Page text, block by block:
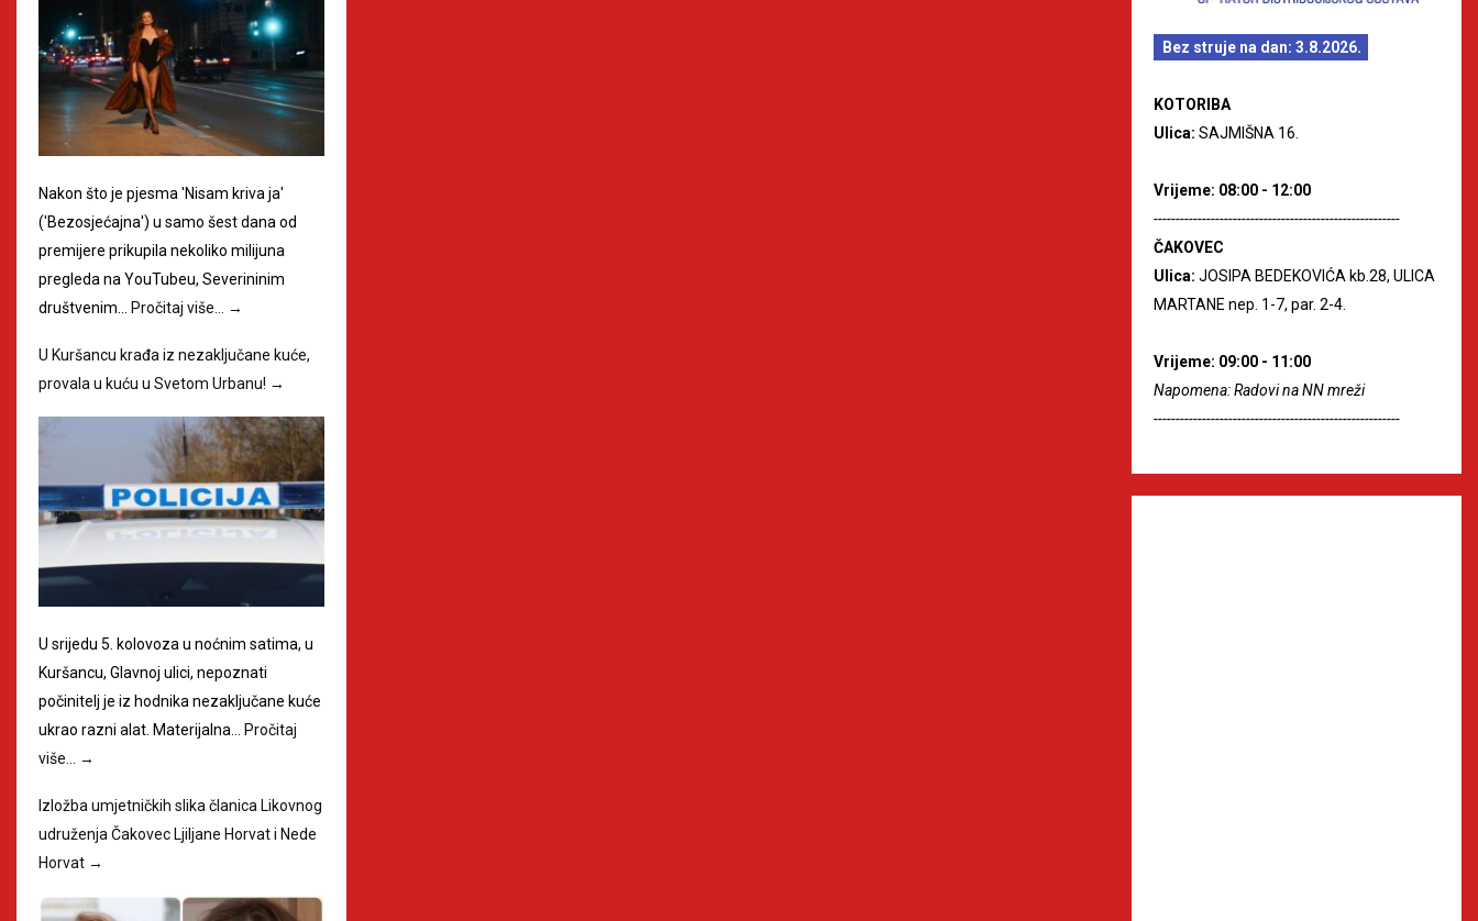
Nakon što je pjesma 'Nisam kriva ja'
('Bezosjećajna') u samo šest dana od
premijere prikupila nekoliko milijuna
pregleda na YouTubeu, Severininim
društvenim…
Pročitaj više… →
U Kuršancu krađa iz nezaključane kuće,
provala u kuću u Svetom Urbanu! →
U srijedu 5. kolovoza u noćnim satima, u
Kuršancu, Glavnoj ulici, nepoznati
počinitelj je iz hodnika nezaključane kuće
ukrao razni alat. Materijalna…
Pročitaj
više…
→
Izložba umjetničkih slika članica Likovnog
udruženja Čakovec Ljiljane Horvat i Nede
Horvat →
Bez struje na dan: 3.8.2026.
KOTORIBA
Ulica: SAJMIŠNA 16.
Vrijeme: 08:00 - 12:00
--------------------------------------------------------
ČAKOVEC
Ulica: JOSIPA BEDEKOVIĆA kb.28, ULICA
MARTANE nep. 1-7, par. 2-4.
Vrijeme: 09:00 - 11:00
Napomena: Radovi na NN mreži
--------------------------------------------------------